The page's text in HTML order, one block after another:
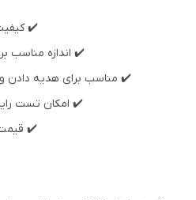
✔️ کیفیت
✔️ اندازه مناسب
✔️ مناسب برای هدیه دادن
✔️ امکان تست
✔️